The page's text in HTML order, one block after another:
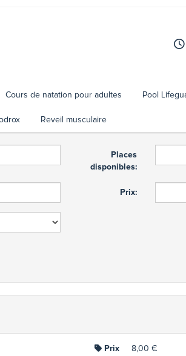
Cours de natation pour adultes Pool
Reveil musculaire
Places
disponibles:
Prix:
Prix
8,00 €